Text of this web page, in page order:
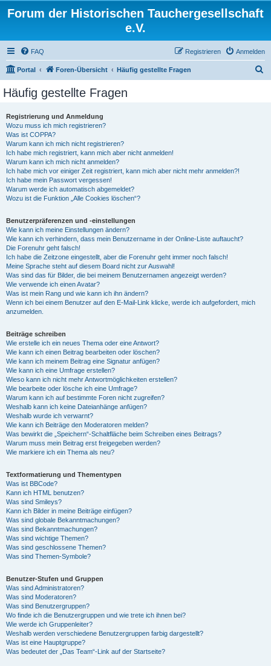
Forum der Historischen Tauchergesellschaft
e.V.
FAQ Anmelden
Registrieren
Portal Foren-Übersicht Häufig gestellte Fragen
Häufig gestellte Fragen
Registrierung und Anmeldung
Wozu muss ich mich registrieren?
Was ist COPPA?
Warum kann ich mich nicht registrieren?
Ich habe mich registriert, kann mich aber nicht anmelden!
Warum kann ich mich nicht anmelden?
Ich habe mich vor einiger Zeit registriert, kann mich aber nicht mehr anmelden?!
Ich habe mein Passwort vergessen!
Warum werde ich automatisch abgemeldet?
Wozu ist die Funktion „Alle Cookies löschen“?
Benutzerpräferenzen und -einstellungen
Wie kann ich meine Einstellungen ändern?
Wie kann ich verhindern, dass mein Benutzername in der Online-Liste auftaucht?
Die Forenuhr geht falsch!
Ich habe die Zeitzone eingestellt, aber die Forenuhr geht immer noch falsch!
Meine Sprache steht auf diesem Board nicht zur Auswahl!
Was sind das für Bilder, die bei meinem Benutzernamen angezeigt werden?
Wie verwende ich einen Avatar?
Was ist mein Rang und wie kann ich ihn ändern?
Wenn ich bei einem Benutzer auf den E-Mail-Link klicke, werde ich aufgefordert, mich
anzumelden.
Beiträge schreiben
Wie erstelle ich ein neues Thema oder eine Antwort?
Wie kann ich einen Beitrag bearbeiten oder löschen?
Wie kann ich meinem Beitrag eine Signatur anfügen?
Wie kann ich eine Umfrage erstellen?
Wieso kann ich nicht mehr Antwortmöglichkeiten erstellen?
Wie bearbeite oder lösche ich eine Umfrage?
Warum kann ich auf bestimmte Foren nicht zugreifen?
Weshalb kann ich keine Dateianhänge anfügen?
Weshalb wurde ich verwarnt?
Wie kann ich Beiträge den Moderatoren melden?
Was bewirkt die „Speichern“-Schaltfläche beim Schreiben eines Beitrags?
Warum muss mein Beitrag erst freigegeben werden?
Wie markiere ich ein Thema als neu?
Textformatierung und Thementypen
Was ist BBCode?
Kann ich HTML benutzen?
Was sind Smileys?
Kann ich Bilder in meine Beiträge einfügen?
Was sind globale Bekanntmachungen?
Was sind Bekanntmachungen?
Was sind wichtige Themen?
Was sind geschlossene Themen?
Was sind Themen-Symbole?
Benutzer-Stufen und Gruppen
Was sind Administratoren?
Was sind Moderatoren?
Was sind Benutzergruppen?
Wo finde ich die Benutzergruppen und wie trete ich ihnen bei?
Wie werde ich Gruppenleiter?
Weshalb werden verschiedene Benutzergruppen farbig dargestellt?
Was ist eine Hauptgruppe?
Was bedeutet der „Das Team“-Link auf der Startseite?